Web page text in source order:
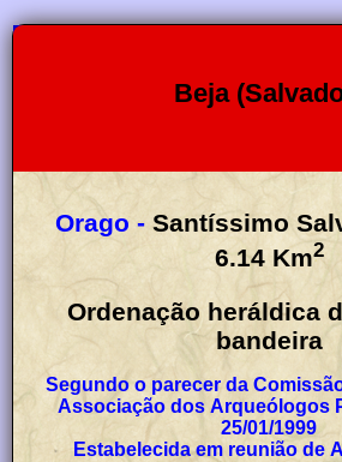
Beja
Orago - Santíssimo
6.14 Km2
Ordenação heráldica
bandeira
Segundo o parecer da
Associação dos Arqueólogos
25/01/1999
Estabelecida em reunião de